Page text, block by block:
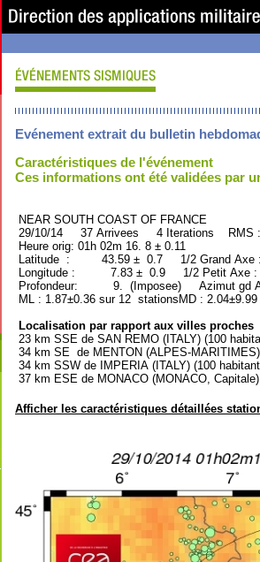
Evénement extrait du bulletin
Caractéristiques de l'événement
Ces informations ont été validées par
NEAR SOUTH COAST OF FRANCE
29/10/14 37 Arrivees 4 Iterations RMS
Heure orig: 01h 02m 16. 8 ± 0.11
Latitude : 43.59 ± 0.7 1/2 Grand
Longitude : 7.83 ± 0.9 1/2 Petit Axe
Profondeur: 9. (Imposee) Azimut gd
ML : 1.87±0.36 sur 12 stationsMD :
Localisation par rapport aux villes proches
23 km SSE de SAN REMO (ITALY) (100
34 km SE de MENTON (ALPES-
34 km SSW de IMPERIA (ITALY) (100
37 km ESE de MONACO (MONACO,
Afficher les caractéristiques détaillées